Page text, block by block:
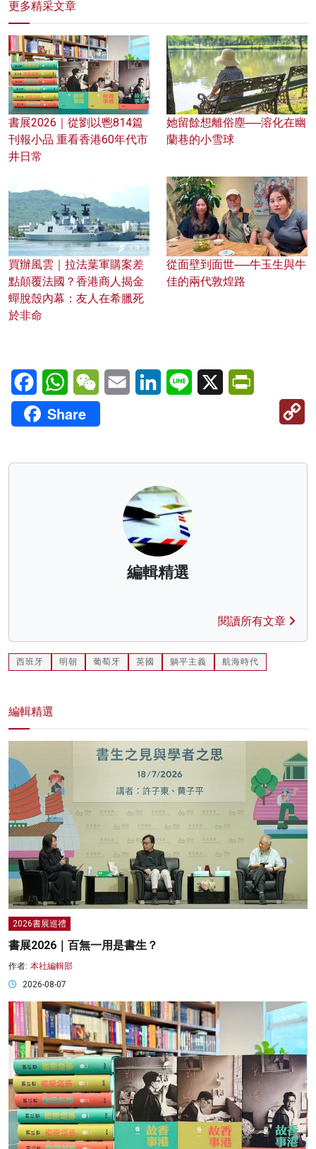
更多精采文章
書展2026｜從劉以鬯814篇
刊報小品 重看香港60年代市
井日常
她留餘想離俗塵──溶化在幽
蘭巷的小雪球
買辦風雲｜拉法葉軍購案差
點顛覆法國？香港商人揭金
蟬脫殼內幕：友人在希臘死
於非命
從面壁到面世──牛玉生與牛
佳的兩代敦煌路
FacebookWhatsAppWeChatEmail LinkedInLine X
Share
編輯精選
閱讀所有文章
西班牙 明朝 葡萄牙 英國 躺平主義 航海時代
編輯精選
2026書展巡禮
書展2026｜百無一用是書生？
作者: 本社編輯部
2026-08-07